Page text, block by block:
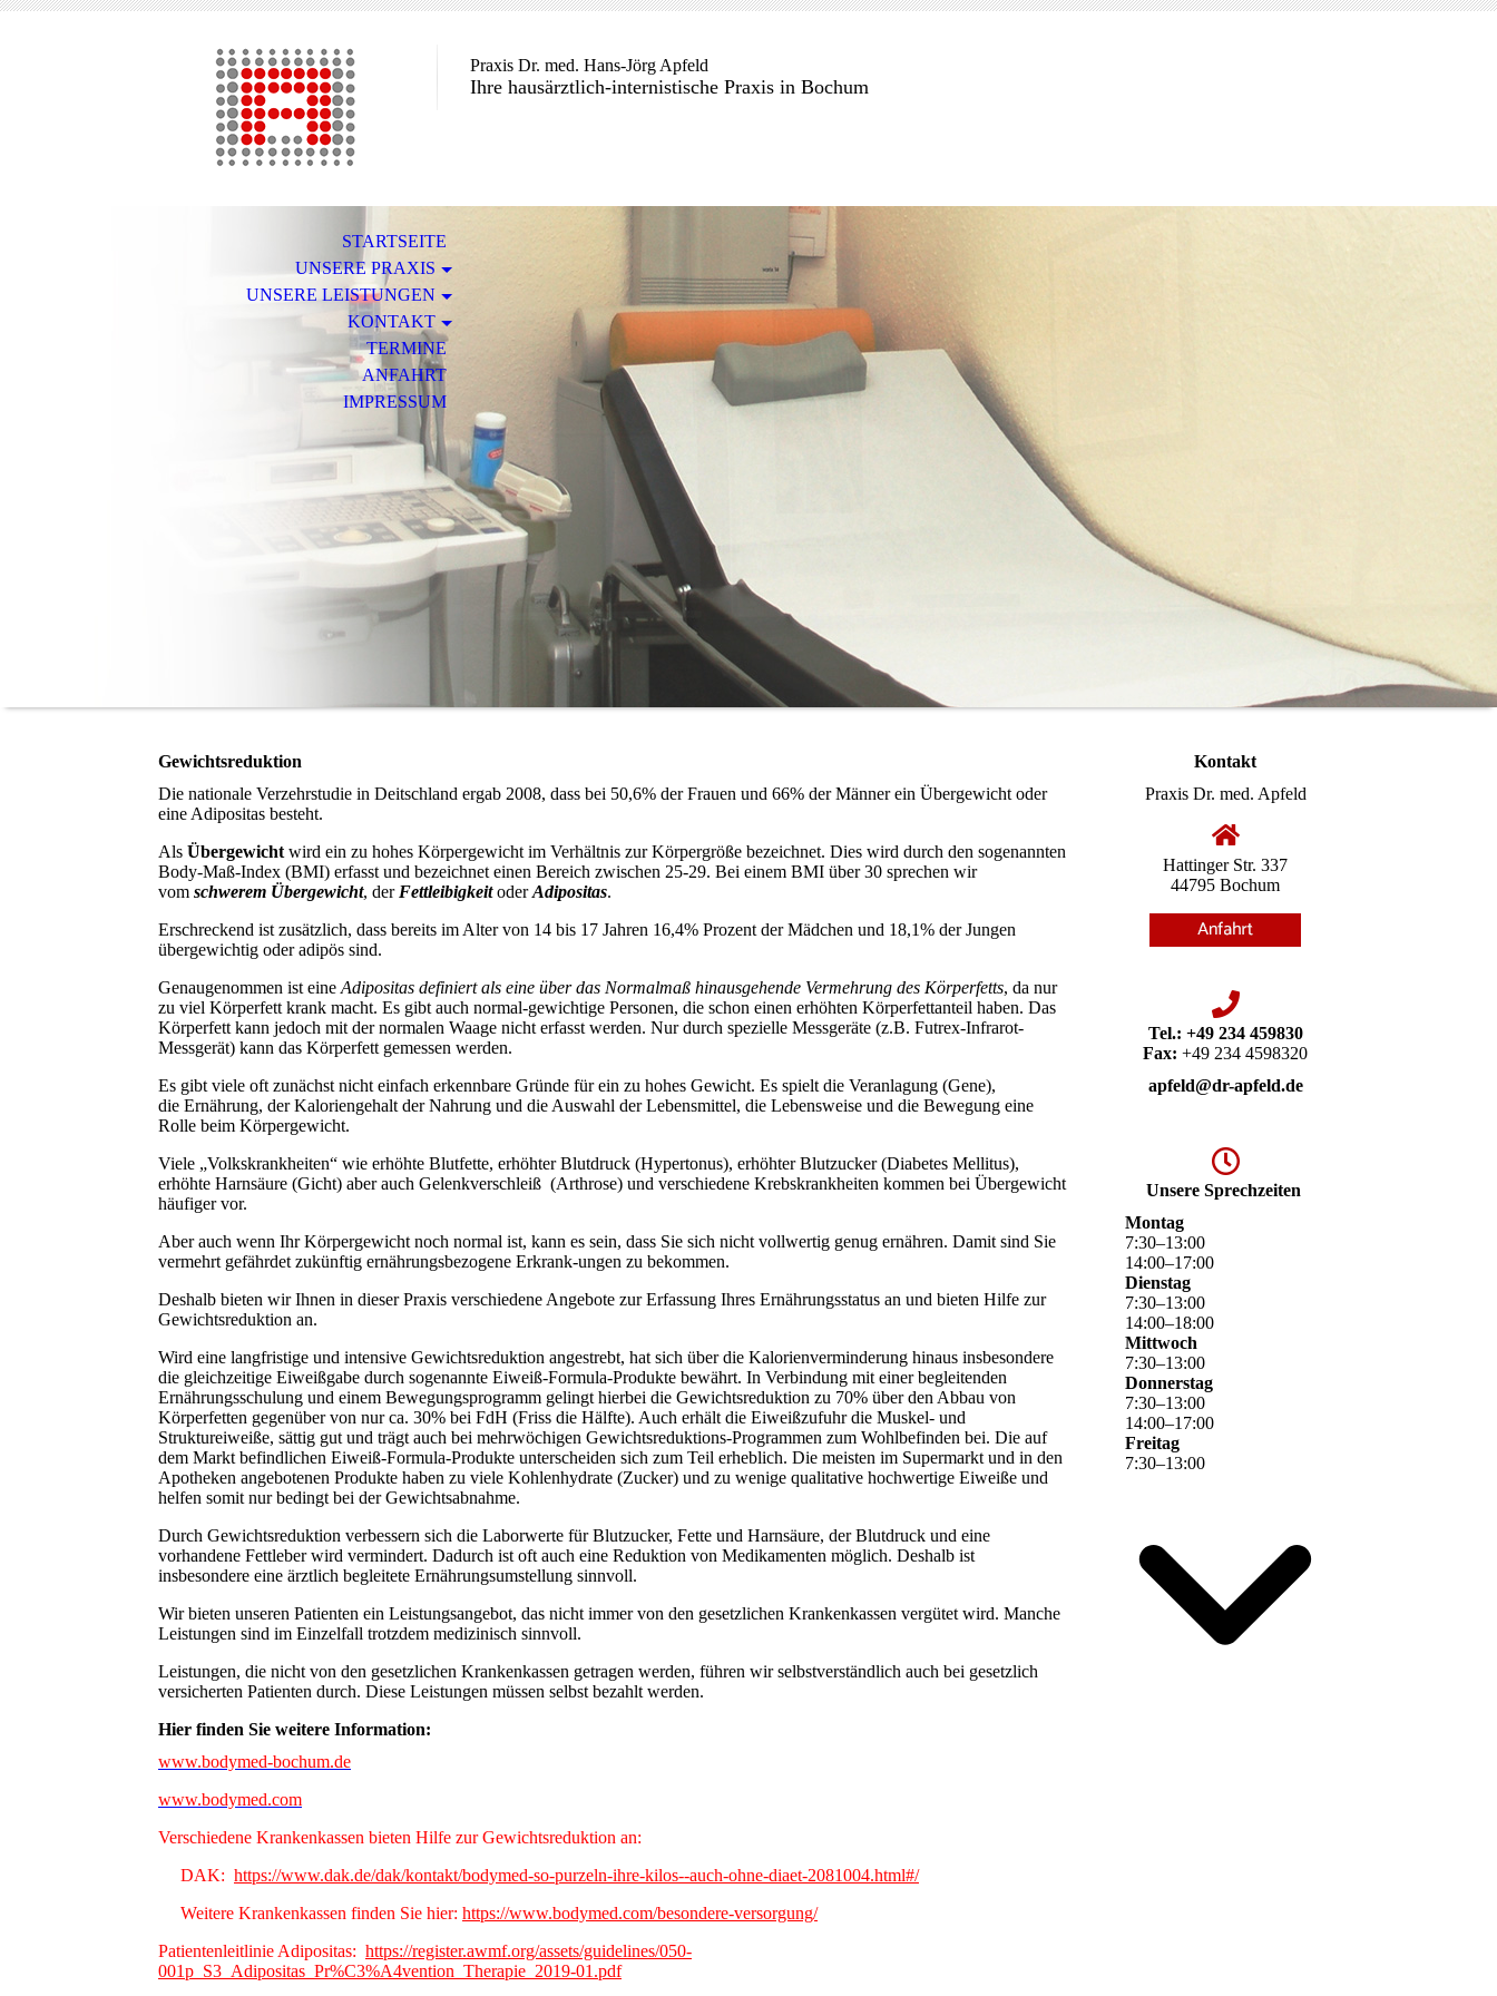
Praxis Dr. med. Hans-Jörg Apfeld
Ihre hausärztlich-internistische Praxis in Bochum
STARTSEITE
UNSERE PRAXIS
UNSERE LEISTUNGEN
KONTAKT
TERMINE
ANFAHRT
IMPRESSUM
Gewichtsreduktion
Die nationale Verzehrstudie in Deitschland ergab 2008, dass bei 50,6% der Frauen und 66% der Männer ein Übergewicht oder
eine Adipositas besteht.
Als Übergewicht wird ein zu hohes Körpergewicht im Verhältnis zur Körpergröße bezeichnet. Dies wird durch den sogenannten
Body-Maß-Index (BMI) erfasst und bezeichnet einen Bereich zwischen 25-29. Bei einem BMI über 30 sprechen wir
vom schwerem Übergewicht, der FettleibigkeitoderAdipositas.
Erschreckend ist zusätzlich, dass bereits im Alter von 14 bis 17 Jahren 16,4% Prozent der Mädchen und 18,1% der Jungen
übergewichtig oder adipös sind.
Genaugenommen ist eine Adipositas definiert als eine über das Normalmaß hinausgehende Vermehrung des Körperfetts, da nur
zu viel Körperfett krank macht. Es gibt auch normal-gewichtige Personen, die schon einen erhöhten Körperfettanteil haben. Das
Körperfett kann jedoch mit der normalen Waage nicht erfasst werden. Nur durch spezielle Messgeräte (z.B. Futrex-Infrarot-
Messgerät) kann das Körperfett gemessen werden.
Es gibt viele oft zunächst nicht einfach erkennbare Gründe für ein zu hohes Gewicht. Es spielt die Veranlagung (Gene),
die Ernährung, der Kaloriengehalt der Nahrung und die Auswahl der Lebensmittel, die Lebensweise und die Bewegung eine
Rolle beim Körpergewicht.
Viele „Volkskrankheiten“ wie erhöhte Blutfette, erhöhter Blutdruck (Hypertonus), erhöhter Blutzucker (Diabetes Mellitus),
erhöhte Harnsäure (Gicht) aber auch Gelenkverschleiß (Arthrose) und verschiedene Krebskrankheiten kommen bei Übergewicht
häufiger vor.
Aber auch wenn Ihr Körpergewicht noch normal ist, kann es sein, dass Sie sich nicht vollwertig genug ernähren. Damit sind Sie
vermehrt gefährdet zukünftig ernährungsbezogene Erkrank-ungen zu bekommen.
Deshalb bieten wir Ihnen in dieser Praxis verschiedene Angebote zur Erfassung Ihres Ernährungsstatus an und bieten Hilfe zur
Gewichtsreduktion an.
Wird eine langfristige und intensive Gewichtsreduktion angestrebt, hat sich über die Kalorienverminderung hinaus insbesondere
die gleichzeitige Eiweißgabe durch sogenannte Eiweiß-Formula-Produkte bewährt. In Verbindung mit einer begleitenden
Ernährungsschulung und einem Bewegungsprogramm gelingt hierbei die Gewichtsreduktion zu 70% über den Abbau von
Körperfetten gegenüber von nur ca. 30% bei FdH (Friss die Hälfte). Auch erhält die Eiweißzufuhr die Muskel- und
Struktureiweiße, sättig gut und trägt auch bei mehrwöchigen Gewichtsreduktions-Programmen zum Wohlbefinden bei. Die auf
dem Markt befindlichen Eiweiß-Formula-Produkte unterscheiden sich zum Teil erheblich. Die meisten im Supermarkt und in den
Apotheken angebotenen Produkte haben zu viele Kohlenhydrate (Zucker) und zu wenige qualitative hochwertige Eiweiße und
helfen somit nur bedingt bei der Gewichtsabnahme.
Durch Gewichtsreduktion verbessern sich die Laborwerte für Blutzucker, Fette und Harnsäure, der Blutdruck und eine
vorhandene Fettleber wird vermindert. Dadurch ist oft auch eine Reduktion von Medikamenten möglich. Deshalb ist
insbesondere eine ärztlich begleitete Ernährungsumstellung sinnvoll.
Wir bieten unseren Patienten ein Leistungsangebot, das nicht immer von den gesetzlichen Krankenkassen vergütet wird. Manche
Leistungen sind im Einzelfall trotzdem medizinisch sinnvoll.
Leistungen, die nicht von den gesetzlichen Krankenkassen getragen werden, führen wir selbstverständlich auch bei gesetzlich
versicherten Patienten durch. Diese Leistungen müssen selbst bezahlt werden.
Hier finden Sie weitere Information:
www.bodymed-bochum.de
www.bodymed.com
Verschiedene Krankenkassen bieten Hilfe zur Gewichtsreduktion an:
DAK: https://www.dak.de/dak/kontakt/bodymed-so-purzeln-ihre-kilos--auch-ohne-diaet-2081004.html#/
Weitere Krankenkassen finden Sie hier: https://www.bodymed.com/besondere-versorgung/
Patientenleitlinie Adipositas: https://register.awmf.org/assets/guidelines/050-
001p_S3_Adipositas_Pr%C3%A4vention_Therapie_2019-01.pdf
Kontakt
Praxis Dr. med. Apfeld
Hattinger Str. 337
44795 Bochum
Tel.: +49 234 459830
Fax: +49 234 4598320
apfeld@dr-apfeld.de
Unsere Sprechzeiten
Montag
7:30–13:00
14:00–17:00
Dienstag
7:30–13:00
14:00–18:00
Mittwoch
7:30–13:00
Donnerstag
7:30–13:00
14:00–17:00
Freitag
7:30–13:00